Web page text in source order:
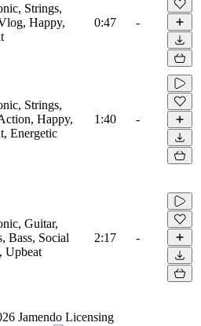
Strings,
Happy,
0:47 -
Strings,
Happy,
Energetic
1:40 -
Guitar,
Bass, Social
Upbeat
2:17 -
Jamendo Licensing